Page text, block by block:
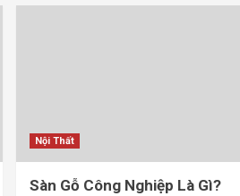
Nội Thất
Sàn Gỗ Công Nghiệp Là Gì?